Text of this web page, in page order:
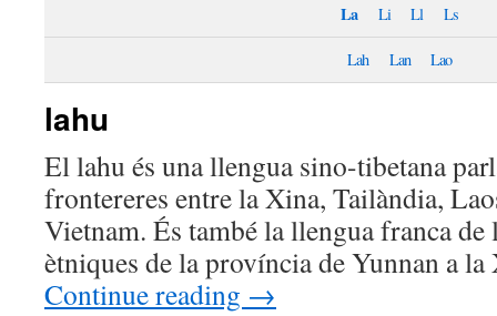
La Li Ll Ls
Lah Lan Lao
lahu
El lahu és una llengua sino-tibetana
frontereres entre la Xina, Tailàndia,
Vietnam. És també la llengua franca
ètniques de la província de Yunnan a
Continue reading →